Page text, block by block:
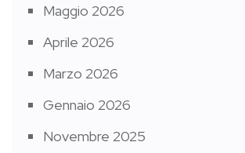
Maggio 2026
Aprile 2026
Marzo 2026
Gennaio 2026
Novembre 2025